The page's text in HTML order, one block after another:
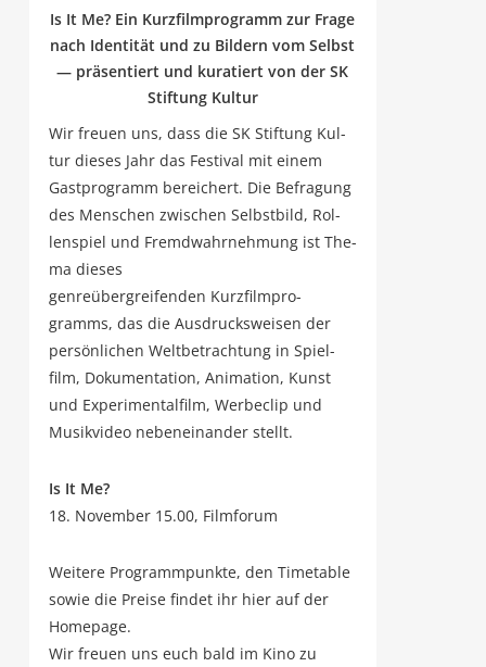
Is It Me? Ein Kurz­film­pro­gramm zur Fra­ge
nach Iden­ti­tät und zu Bil­dern vom Selbst
— prä­sen­tiert und kura­tiert von der SK
Stif­tung Kultur
Wir freu­en uns, dass die SK Stif­tung Kul­
tur die­ses Jahr das Fes­ti­val mit einem
Gast­pro­gramm berei­chert. Die Befra­gung
des Men­schen zwi­schen Selbst­bild, Rol­
len­spiel und Fremd­wahr­neh­mung ist The­
ma dieses
gen­re­über­grei­fen­den Kurz­film­pro­
gramms, das die Aus­drucks­wei­sen der
per­sön­li­chen Welt­be­trach­tung in Spiel­
film, Doku­men­ta­ti­on, Ani­ma­ti­on, Kunst
und Expe­ri­men­tal­film, Wer­be­clip und
Musik­vi­deo neben­ein­an­der stellt.
Is It Me?
18. Novem­ber 15.00, Filmforum
Wei­te­re Pro­gramm­punk­te, den Time­ta­ble
sowie die Prei­se fin­det ihr hier auf der
Homepage.
Wir freu­en uns euch bald im Kino zu